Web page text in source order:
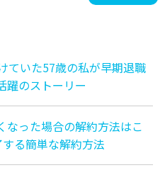
ていた57歳の私が早期退職
躍のストーリー
なった場合の解約方法はこ
る簡単な解約方法